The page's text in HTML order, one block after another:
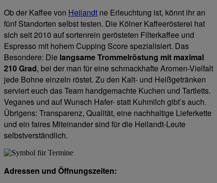
Ob der Kaffee von Heilandt ne Erleuchtung ist, könnt ihr an
fünf Standorten selbst testen. Die Kölner Kaffeerösterei hat
sich seit 2010 auf sortenrein gerösteten Filterkaffee und
Espresso mit hohem Cupping Score spezialisiert. Das
Besondere: Die langsame Trommelröstung mit maximal
210 Grad, bei der man für eine schmackhafte Aromen-Vielfalt
jede Bohne einzeln röstet. Zu den Kalt- und Heißgetränken
serviert euch das Team handgemachte Kuchen und Tartletts.
Veganes und auf Wunsch Hafer- statt Kuhmilch gibt’s auch.
Übrigens: Transparenz, Qualität, eine nachhaltige Lieferkette
und ein faires Miteinander sind für die Heilandt-Leute
selbstverständlich.
Adressen und Öffnungszeiten: